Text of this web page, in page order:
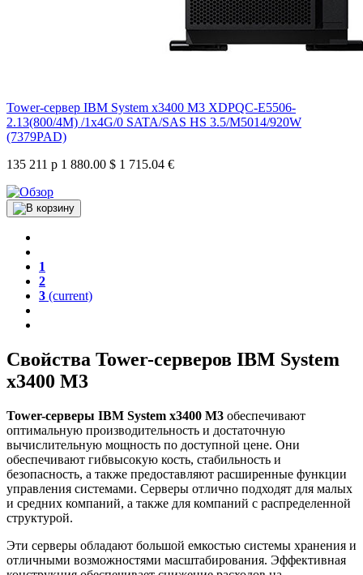
Tower-сервер IBM System x3400 M3 XDPQC-E5506-
2.13(800/4M) /1x4G/0 SATA/SAS HS 3.5/M5014/920W
(7379PAD)
135 211 р 1 880.00 $ 1 715.04 €
1
2
3 (current)
Свойства Tower-серверов IBM System
x3400 M3
Tower-серверы IBM System x3400 M3 обеспечивают
оптимальную производительность и достаточную
вычислительную мощность по доступной цене. Они
обеспечивают гибвысокую кость, стабильность и
безопасность, а также предоставляют расширенные функции
управления системами. Серверы отлично подходят для малых
и средних компаний, а также для компаний с распределенной
структурой.
Эти серверы обладают большой емкостью системы хранения и
отличными возможностями масштабирования. Эффективная